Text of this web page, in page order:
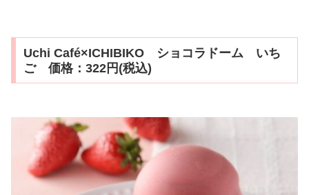
Uchi Café×ICHIBIKO ショコラドーム いち
ご 価格：322円(税込)